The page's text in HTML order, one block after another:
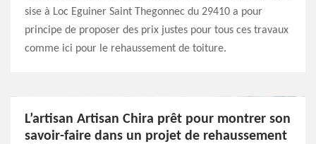
sise à Loc Eguiner Saint Thegonnec du 29410 a pour
principe de proposer des prix justes pour tous ces travaux
comme ici pour le rehaussement de toiture.
L’artisan Artisan Chira prêt pour montrer son
savoir-faire dans un projet de rehaussement